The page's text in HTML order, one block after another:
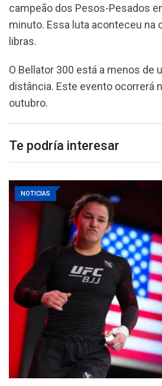
campeão dos Pesos-Pesados
minuto. Essa luta aconteceu na
libras.
O Bellator 300 está a menos de
distância. Este evento ocorrerá
outubro.
Te podría interesar
NOTICIAS